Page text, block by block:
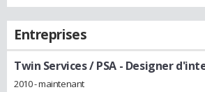
Entreprises
Twin Services / PSA - Designer
2010 - maintenant